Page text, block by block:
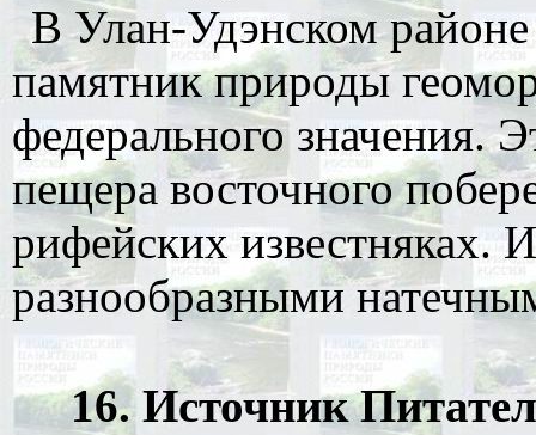
В Улан-Удэнском
памятник природы
федерального значения.
пещера восточного
рифейских известняках.
разнообразными
16. Источник